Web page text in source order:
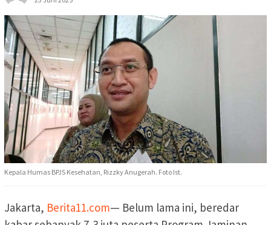
Kepala Humas BPJS Kesehatan, Rizzky Anugerah. Foto Ist.
Jakarta, Berita11.com— Belum lama ini, beredar